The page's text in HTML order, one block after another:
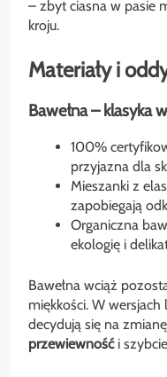
– zbyt ciasna w pasie
kroju.
Materiały i
Bawełna – klasyka
100%
przyjazna dla
Mieszanki z
zapobiegają
Organiczna
ekologię i
Bawełna wciąż
miękkości. W
decydują się na
przewiewnośći